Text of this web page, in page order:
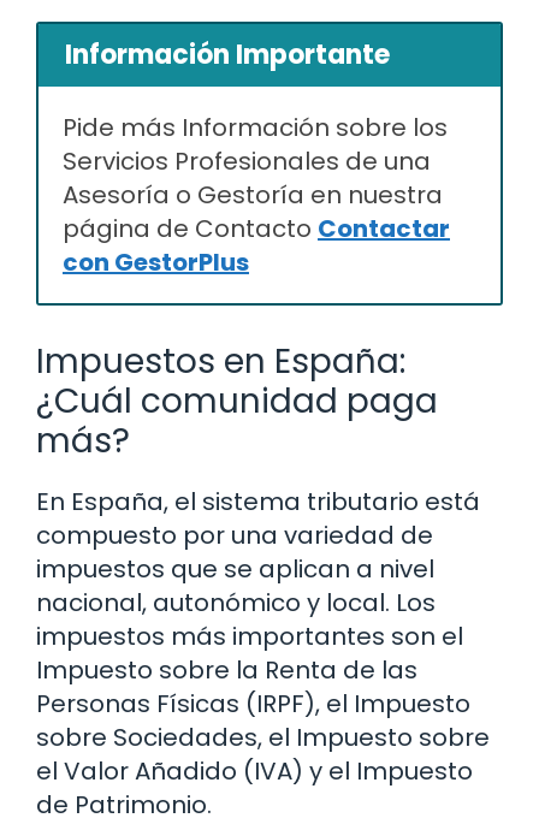
Información Importante
Pide más Información sobre los
Servicios Profesionales de una
Asesoría o Gestoría en nuestra
página de Contacto Contactar
con GestorPlus
Impuestos en España:
¿Cuál comunidad paga
más?
En España, el sistema tributario está
compuesto por una variedad de
impuestos que se aplican a nivel
nacional, autonómico y local. Los
impuestos más importantes son el
Impuesto sobre la Renta de las
Personas Físicas (IRPF), el Impuesto
sobre Sociedades, el Impuesto sobre
el Valor Añadido (IVA) y el Impuesto
de Patrimonio.